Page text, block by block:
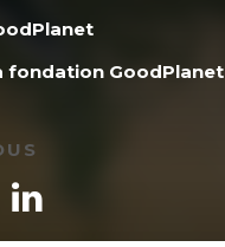
fondation GoodPlanet